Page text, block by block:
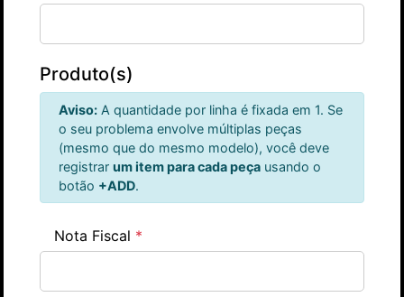
Produto(s)
Aviso: A quantidade por linha é fixada em 1. Se
o seu problema envolve múltiplas peças
(mesmo que do mesmo modelo), você deve
registrar um item para cada peça usando o
botão +ADD.
Nota Fiscal *